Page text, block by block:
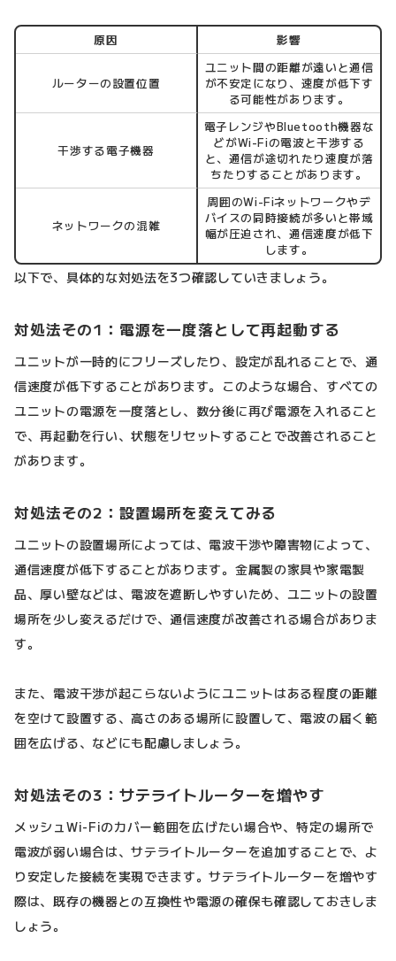
原因 影響
ルーターの設置位置
ユニット間の距離が遠いと通信
が不安定になり、速度が低下す
る可能性があります。
干渉する電子機器
電子レンジやBluetooth機器な
どがWi-Fiの電波と干渉する
と、通信が途切れたり速度が落
ちたりすることがあります。
ネットワークの混雑
周囲のWi-Fiネットワークやデ
バイスの同時接続が多いと帯域
幅が圧迫され、通信速度が低下
します。
以下で、具体的な対処法を3つ確認していきましょう。
対処法その1：電源を一度落として再起動する
ユニットが一時的にフリーズしたり、設定が乱れることで、通
信速度が低下することがあります。このような場合、すべての
ユニットの電源を一度落とし、数分後に再び電源を入れること
で、再起動を行い、状態をリセットすることで改善されること
があります。
対処法その2：設置場所を変えてみる
ユニットの設置場所によっては、電波干渉や障害物によって、
通信速度が低下することがあります。金属製の家具や家電製
品、厚い壁などは、電波を遮断しやすいため、ユニットの設置
場所を少し変えるだけで、通信速度が改善される場合がありま
す。
また、電波干渉が起こらないようにユニットはある程度の距離
を空けて設置する、高さのある場所に設置して、電波の届く範
囲を広げる、などにも配慮しましょう。
対処法その3：サテライトルーターを増やす
メッシュWi-Fiのカバー範囲を広げたい場合や、特定の場所で
電波が弱い場合は、サテライトルーターを追加することで、よ
り安定した接続を実現できます。サテライトルーターを増やす
際は、既存の機器との互換性や電源の確保も確認しておきしま
しょう。